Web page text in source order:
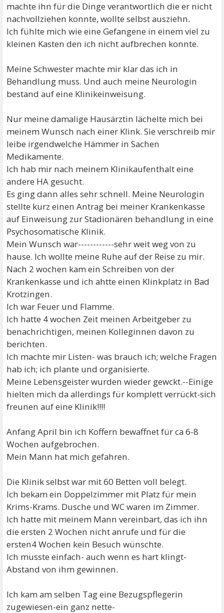
machte ihn für die Dinge verantwortlich die er nicht
nachvollziehen konnte, wollte selbst ausziehn.
Ich fühlte mich wie eine Gefangene in einem viel zu
kleinen Kasten den ich nicht aufbrechen konnte.
Meine Schwester machte mir klar das ich in
Behandlung muss. Und auch meine Neurologin
bestand auf eine Klinikeinweisung.
Nur meine damalige Hausärztin lächelte mich bei
meinem Wunsch nach einer Klink. Sie verschreib mir
leibe irgendwelche Hämmer in Sachen
Medikamente.
Ich hab mir nach meinem Klinikaufenthalt eine
andere HA gesucht.
Es ging dann alles sehr schnell. Meine Neurologin
stellte kurz einen Antrag bei meiner Krankenkasse
auf Einweisung zur Stadionären behandlung in eine
Psychosomatische Klinik.
Mein Wunsch war------------sehr weit weg von zu
hause. Ich wollte meine Ruhe auf der Reise zu mir.
Nach 2 wochen kam ein Schreiben von der
Krankenkasse und ich ahtte einen Klinkplatz in Bad
Krotzingen.
Ich war Feuer und Flamme.
Ich hatte 4 wochen Zeit meinen Arbeitgeber zu
benachrichtigen, meinen Kolleginnen davon zu
berichten.
Ich machte mir Listen- was brauch ich; welche Fragen
hab ich; ich plante und organisierte.
Meine Lebensgeister wurden wieder gewckt.--Einige
hielten mich da allerdings für komplett verrückt-sich
freunen auf eine Klinik!!!!
Anfang April bin ich Koffern bewaffnet für ca 6-8
Wochen aufgebrochen.
Mein Mann hat mich gefahren.
Die Klinik selbst war mit 60 Betten voll belegt.
Ich bekam ein Doppelzimmer mit Platz für mein
Krims-Krams. Dusche und WC waren im Zimmer.
Ich hatte mit meinem Mann vereinbart, das ich ihn
die ersten 2 Wochen nicht anrufe und für die
ersten4 Wochen kein Besuch wünschte.
Ich musste einfach- auch wenn es hart klingt-
Abstand von ihm gewinnen.
Ich kam am selben Tag eine Bezugspflegerin
zugewiesen-ein ganz nette-